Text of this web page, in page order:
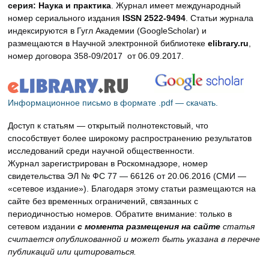
серия: Наука и практика. Журнал имеет международный
номер сериального издания ISSN2522-9494. Статьи журнала
индексируются в Гугл Академии (GoogleScholar) и
размещаются в Научной электронной библиотеке elibrary.ru,
номер договора 358-09/2017 от 06.09.2017.
Информационное письмо в формате .pdf — скачать.
Доступ к статьям — открытый полнотекстовый, что
способствует более широкому распространению результатов
исследований среди научной общественности.
Журнал зарегистрирован в Роскомнадзоре, номер
свидетельства ЭЛ № ФС 77 — 66126 от 20.06.2016 (СМИ —
«сетевое издание»). Благодаря этому статьи размещаются на
сайте без временных ограничений, связанных с
периодичностью номеров. Обратите внимание: только в
сетевом изданиис момента размещения на сайте статья
считается опубликованной и может быть указана в перечне
публикаций или цитироваться.